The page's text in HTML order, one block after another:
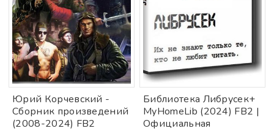
Юрий Корчевский -
Сборник произведений
(2008-2024) FB2
Библиотека Либрусек+
MyHomeLib (2024) FB2 |
Официальная